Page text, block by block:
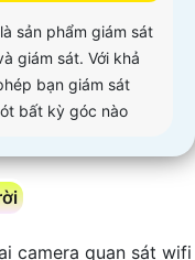
sản phẩm giám sát
giám sát. Với khả
bạn giám sát
bất kỳ góc nào
camera quan sát wifi